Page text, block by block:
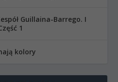
Guillaina-Barrego. I
1
kolory